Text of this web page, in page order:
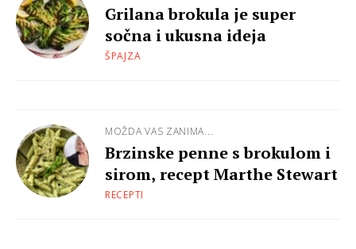
Grilana brokula je super
sočna i ukusna ideja
ŠPAJZA
MOŽDA VAS ZANIMA...
Brzinske penne s brokulom i
sirom, recept Marthe Stewart
RECEPTI